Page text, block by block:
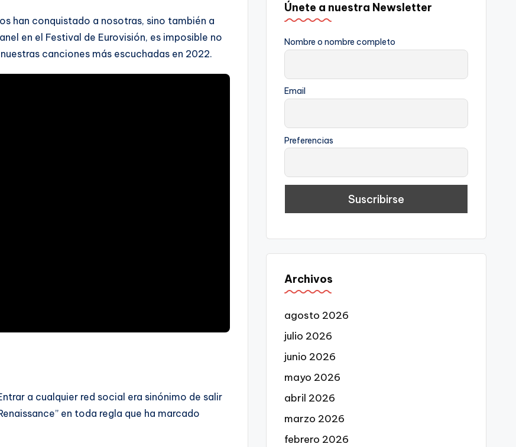
han conquistado a nosotras, sino también a
en el Festival de Eurovisión, es imposible no
canciones más escuchadas en 2022.
a cualquier red social era sinónimo de salir
en toda regla que ha marcado
Únete a nuestra Newsletter
Nombre o nombre completo
Email
Preferencias
Archivos
agosto 2026
julio 2026
junio 2026
mayo 2026
abril 2026
marzo 2026
febrero 2026